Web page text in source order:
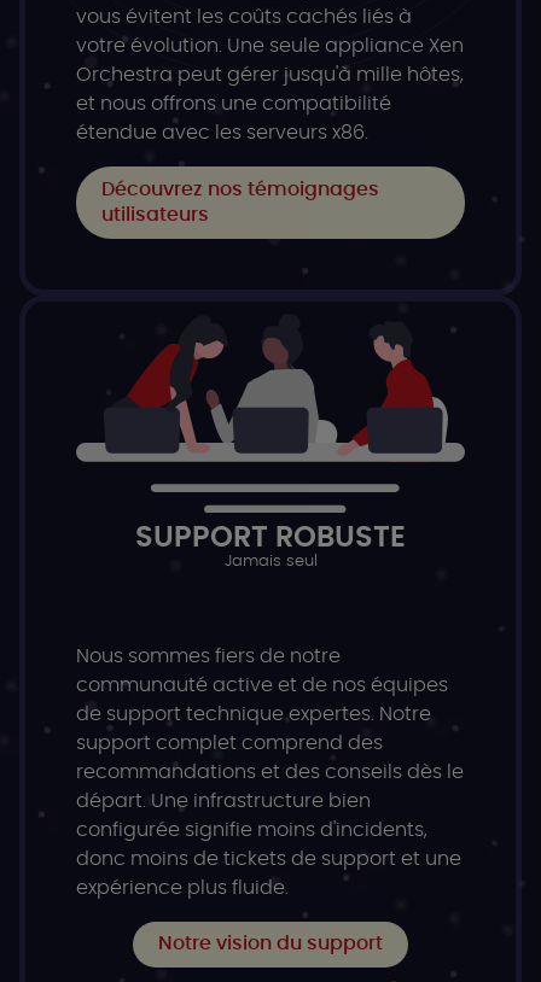
vous évitent les coûts cachés liés à
votre évolution. Une seule appliance Xen
Orchestra peut gérer jusqu'à mille hôtes,
et nous offrons une compatibilité
étendue avec les serveurs x86.
Découvrez nos témoignages
utilisateurs
SUPPORT ROBUSTE
Jamais seul
Nous sommes fiers de notre
communauté active et de nos équipes
de support technique expertes. Notre
support complet comprend des
recommandations et des conseils dès le
départ. Une infrastructure bien
configurée signifie moins d'incidents,
donc moins de tickets de support et une
expérience plus fluide.
Notre vision du support